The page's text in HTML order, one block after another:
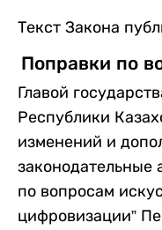
Текст Закона
Поправки по
Главой
Республики
изменений и
законодательные
по вопросам
цифровизации”